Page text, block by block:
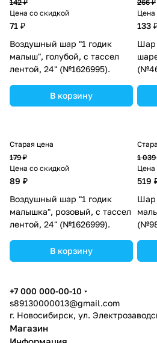
142 ₽
Цена со скидкой
71 ₽
Воздушный шар "1 годик
малыш", голубой, с тассел
лентой, 24" (№1626995).
В корзину
266 ₽
Цена
133
Шар
Старая цена
179 ₽
Цена со скидкой
89 ₽
Воздушный шар "1 годик
малышка", розовый, с тассел
лентой, 24" (№1626999).
В корзину
1
Цена
519
Шар
+7 000 000-00-10
s89130000013@gmail.com
г. Новосибирск, ул.
Магазин